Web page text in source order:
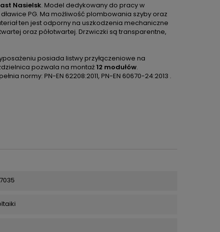
Nasielsk. Model dedykowany do pracy w
PG. Ma możliwość plombowania szyby oraz
ten jest odporny na uszkodzenia mechaniczne
oraz półotwartej. Drzwiczki są transparentne,
posiada listwy przyłączeniowe na
pozwala na montaż12 modułów.
normy: PN-EN 62208:2011, PN-EN 60670-24:2013 .